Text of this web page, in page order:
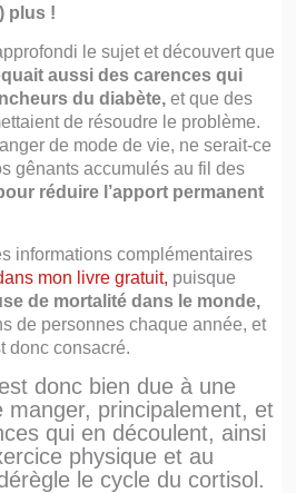
plus !
le sujet et découvert que
aussi des carences qui
du diabète, et que des
de résoudre le problème.
de mode de vie, ne serait-ce
gênants accumulés au fil des
réduire l’apport permanent
informations complémentaires
mon livre gratuit, puisque
de mortalité dans le monde,
de personnes chaque année, et
donc consacré.
donc bien due à une
manger, principalement, et
qui en découlent, ainsi
physique et au
le cycle du cortisol.